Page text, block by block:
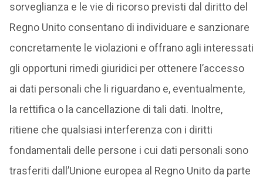
sorveglianza e le vie di ricorso previsti dal diritto del
Regno Unito consentano di individuare e sanzionare
concretamente le violazioni e offrano agli interessati
gli opportuni rimedi giuridici per ottenere l’accesso
ai dati personali che li riguardano e, eventualmente,
la rettifica o la cancellazione di tali dati. Inoltre,
ritiene che qualsiasi interferenza con i diritti
fondamentali delle persone i cui dati personali sono
trasferiti dall’Unione europea al Regno Unito da parte